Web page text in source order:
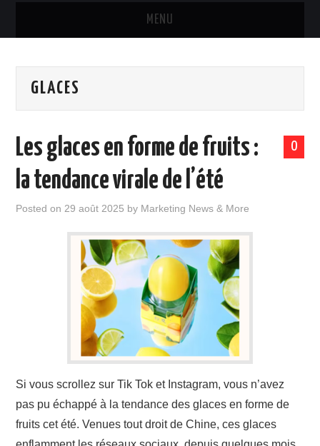
MENU
DISTRIBUTION
DIGITAL
A PROPOS
GLACES
0
Les glaces en forme de fruits :
la tendance virale de l’été
Posted on 29 août 2025 by Marketing News & More
Si vous scrollez sur Tik Tok et Instagram, vous n’avez
pas pu échappé à la tendance des glaces en forme de
fruits cet été. Venues tout droit de Chine, ces glaces